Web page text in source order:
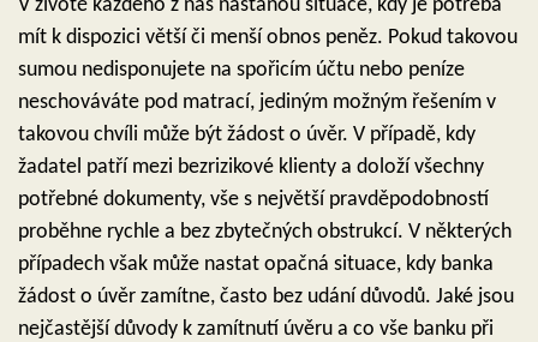
V životě každého z nás nastanou situace, kdy je potřeba
mít k dispozici větší či menší obnos peněz. Pokud takovou
sumou nedisponujete na spořicím účtu nebo peníze
neschováváte pod matrací, jediným možným řešením v
takovou chvíli může být žádost o úvěr. V případě, kdy
žadatel patří mezi bezrizikové klienty a doloží všechny
potřebné dokumenty, vše s největší pravděpodobností
proběhne rychle a bez zbytečných obstrukcí. V některých
případech však může nastat opačná situace, kdy banka
žádost o úvěr zamítne, často bez udání důvodů. Jaké jsou
nejčastější důvody k zamítnutí úvěru a co vše banku při